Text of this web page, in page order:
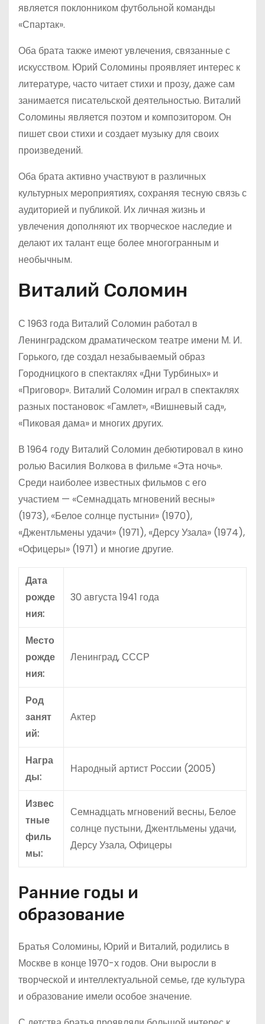
является поклонником футбольной команды
«Спартак».
Оба брата также имеют увлечения, связанные с
искусством. Юрий Соломины проявляет интерес к
литературе, часто читает стихи и прозу, даже сам
занимается писательской деятельностью. Виталий
Соломины является поэтом и композитором. Он
пишет свои стихи и создает музыку для своих
произведений.
Оба брата активно участвуют в различных
культурных мероприятиях, сохраняя тесную связь с
аудиторией и публикой. Их личная жизнь и
увлечения дополняют их творческое наследие и
делают их талант еще более многогранным и
необычным.
Виталий Соломин
С 1963 года Виталий Соломин работал в
Ленинградском драматическом театре имени М. И.
Горького, где создал незабываемый образ
Городницкого в спектаклях «Дни Турбиных» и
«Приговор». Виталий Соломин играл в спектаклях
разных постановок: «Гамлет», «Вишневый сад»,
«Пиковая дама» и многих других.
В 1964 году Виталий Соломин дебютировал в кино
ролью Василия Волкова в фильме «Эта ночь».
Среди наиболее известных фильмов с его
участием — «Семнадцать мгновений весны»
(1973), «Белое солнце пустыни» (1970),
«Джентльмены удачи» (1971), «Дерсу Узала» (1974),
«Офицеры» (1971) и многие другие.
Дата
рожде
ния:
30 августа 1941 года
Место
рожде
ния:
Ленинград, СССР
Род
занят
ий:
Актер
Награ
ды:
Народный артист России (2005)
Извес
тные
филь
мы:
Семнадцать мгновений весны, Белое
солнце пустыни, Джентльмены удачи,
Дерсу Узала, Офицеры
Ранние годы и
образование
Братья Соломины, Юрий и Виталий, родились в
Москве в конце 1970-х годов. Они выросли в
творческой и интеллектуальной семье, где культура
и образование имели особое значение.